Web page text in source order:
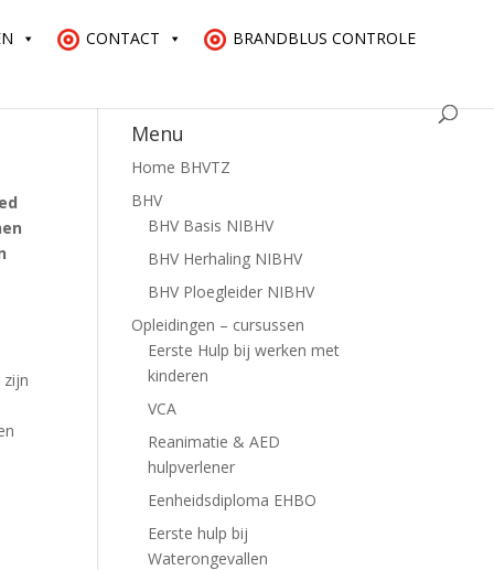
CONTACT BRANDBLUS CONTROLE
zijn
Menu
Home BHVTZ
BHV
BHV Basis NIBHV
BHV Herhaling NIBHV
BHV Ploegleider NIBHV
Opleidingen – cursussen
Eerste Hulp bij werken met
kinderen
VCA
Reanimatie & AED
hulpverlener
Eenheidsdiploma EHBO
Eerste hulp bij
Waterongevallen